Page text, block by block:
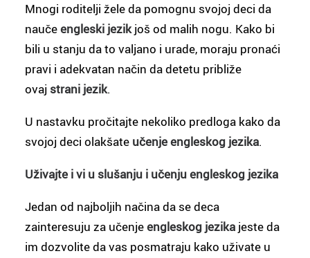
Mnogi roditelji žele da pomognu svojoj deci da
naučeengleski jezikjoš od malih nogu. Kako bi
bili u stanju da to valjano i urade, moraju pronaći
pravi i adekvatan način da detetu približe
ovaj strani jezik.
U nastavku pročitajte nekoliko predloga kako da
svojoj deci olakšate učenje engleskog jezika.
Uživajte i vi u slušanju i učenju engleskog jezika
Jedan od najboljih načina da se deca
zainteresuju za učenjeengleskog jezika jeste da
im dozvolite da vas posmatraju kako uživate u